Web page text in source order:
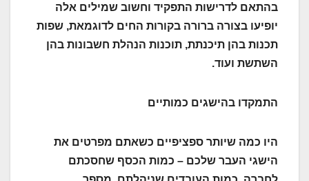
בהתאם לדרישות התפקיד וחשוב שמילים אלה
יופיעו בצורה ברורה בקורות החים לדוגמאת, שפות
תכנות בהן תיכנתת, תוכנות הנהלת חשבונות בהן
השתשת ועוד.
התמקדו בהישגים כמותיים
היו כמה שיותר ספציפיים כשאתם מפרטים את
הישגי העבר שלכם – כמות הכסף שחסכתם